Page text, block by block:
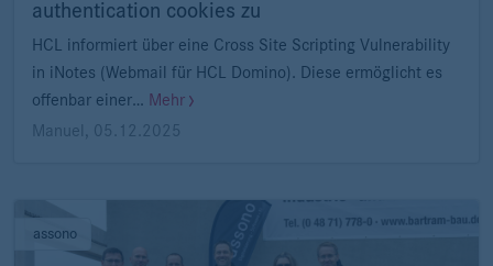
authentication cookies zu
HCL informiert über eine Cross Site Scripting Vulnerability
in iNotes (Webmail für HCL Domino). Diese ermöglicht es
offenbar einer… Mehr
Manuel
05.12.2025
assono